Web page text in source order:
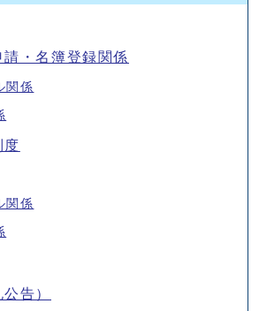
請・名簿登録関係
関係
度
関係
告）